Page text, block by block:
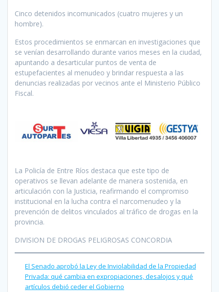
Cinco detenidos incomunicados (cuatro mujeres y un
hombre).
Estos procedimientos se enmarcan en investigaciones que
se venían desarrollando durante varios meses en la ciudad,
apuntando a desarticular puntos de venta de
estupefacientes al menudeo y brindar respuesta a las
denuncias realizadas por vecinos ante el Ministerio Público
Fiscal.
La Policía de Entre Ríos destaca que este tipo de
operativos se llevan adelante de manera sostenida, en
articulación con la Justicia, reafirmando el compromiso
institucional en la lucha contra el narcomenudeo y la
prevención de delitos vinculados al tráfico de drogas en la
provincia.
DIVISION DE DROGAS PELIGROSAS CONCORDIA
El Senado aprobó la Ley de Inviolabilidad de la Propiedad
Privada: qué cambia en expropiaciones, desalojos y qué
artículos debió ceder el Gobierno